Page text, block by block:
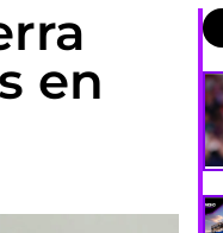
en